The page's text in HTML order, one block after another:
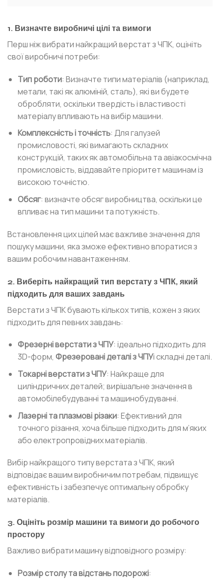
1. Визначте виробничі цілі та вимоги
Перш ніж вибрати найкращий верстат з ЧПК, оцініть
свої виробничі потреби:
Тип роботи: Визначте типи матеріалів (наприклад,
метали, такі як алюміній, сталь), які ви будете
обробляти, оскільки твердість і властивості
матеріалу впливають на вибір машини.
Комплексність і точність: Для галузей
промисловості, які вимагають складних
конструкцій, таких як автомобільна та авіакосмічна
промисловість, віддавайте пріоритет машинам із
високою точністю.
Обсяг: визначте обсяг виробництва, оскільки це
впливає на тип машини та потужність.
Встановлення цих цілей має важливе значення для
пошуку машини, яка зможе ефективно впоратися з
вашим робочим навантаженням.
2. Виберіть найкращий тип верстату з ЧПК, який
підходить для ваших завдань
Верстати з ЧПК бувають кількох типів, кожен з яких
підходить для певних завдань:
Фрезерні верстати з ЧПУ: ідеально підходить для
3D-форм, Фрезеровані деталі з ЧПУі складні деталі.
Токарні верстати з ЧПУ: Найкраще для
циліндричних деталей; вирішальне значення в
автомобілебудуванні та машинобудуванні.
Лазерні та плазмові різаки: Ефективний для
точного різання, хоча більше підходить для м’яких
або електропровідних матеріалів.
Вибір найкращого типу верстата з ЧПК, який
відповідає вашим виробничим потребам, підвищує
ефективність і забезпечує оптимальну обробку
матеріалів.
3. Оцініть розмір машини та вимоги до робочого
простору
Важливо вибрати машину відповідного розміру:
Розмір столу та відстань подорожі: